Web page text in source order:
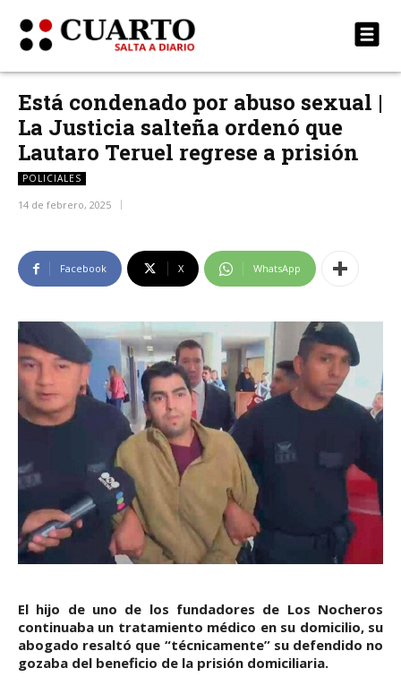
Está condenado por abuso sexual |
La Justicia salteña ordenó que
Lautaro Teruel regrese a prisión
POLICIALES
14 de febrero, 2025
Facebook X WhatsApp
El hijo de uno de los fundadores de Los Nocheros
continuaba un tratamiento médico en su domicilio, su
abogado resaltó que “técnicamente” su defendido no
gozaba del beneficio de la prisión domiciliaria.